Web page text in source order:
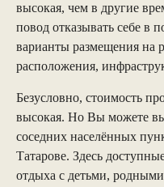
высокая, чем в другие
повод отказывать себе в
варианты размещения на
расположения,
Безусловно, стоимость
высокая. Но Вы можете
соседних населённых
Татарове. Здесь
отдыха с детьми,